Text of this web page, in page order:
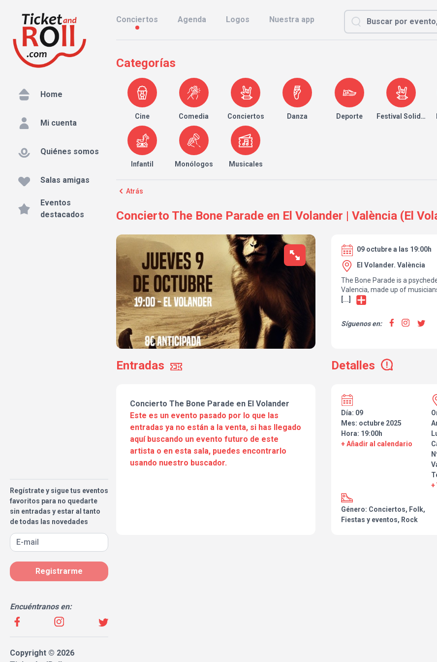
Home
Mi cuenta
Quiénes somos
Salas amigas
Eventos
destacados
Regístrate y sigue tus eventos
favoritos para no quedarte
sin entradas y estar al tanto
de todas las novedades
Registrarme
Encuéntranos en:
Copyright © 2026
Conciertos Agenda Logos Nuestra app
Categorías
Cine Comedia Conciertos Danza Deporte Festival Solidario
Infantil Monólogos Musicales
Atrás
Concierto The Bone Parade en El Volander | València (El
09 octubre a las 19:00h
El Volander. València
The Bone Parade is a
Valencia, made up of
States, and the Netherlands.
percussion, powerful bass
harmonies.
offering,
designed for those seeking a
character and far from
[...]
Síguenos en:
Entradas Detalles
Concierto The Bone Parade en El Volander
Este es un evento pasado por lo que las
entradas ya no están a la venta, si has llegado
aquí buscando un evento futuro de este
artista o en esta sala, puedes encontrarlo
usando nuestro buscador.
Día: 09
Mes: octubre 2025
Hora: 19:00h
+ Añadir al calendario
+
Género: Conciertos, Folk,
Fiestas y eventos, Rock